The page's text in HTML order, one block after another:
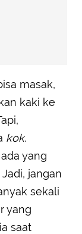
masak,
kaki ke
kok.
yang
Jadi, jangan
sekali
yang
saat